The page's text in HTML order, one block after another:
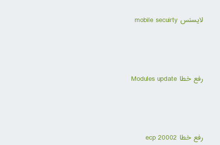
لایسنس mobile secuirty
رفع خطا Modules update
رفع خطا ecp 20002